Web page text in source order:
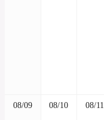
08/09 08/10 08/11